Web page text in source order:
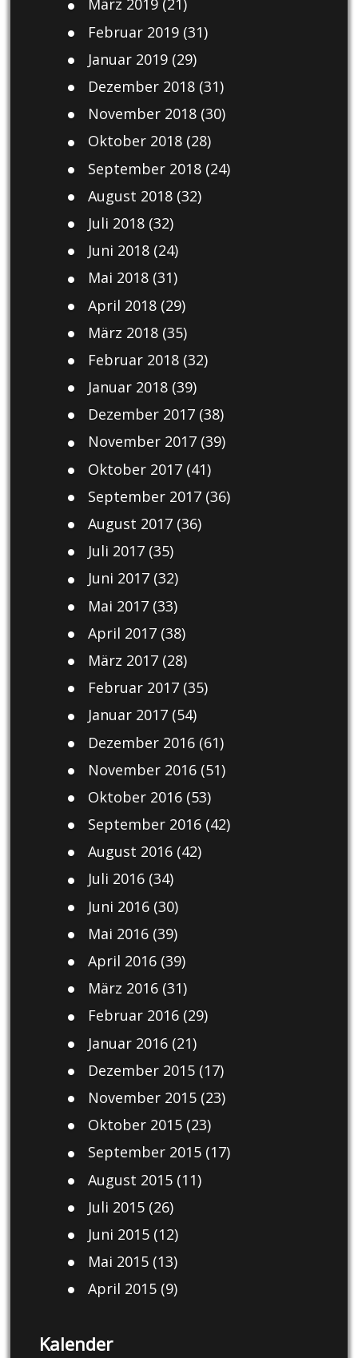
März 2019(21)
Februar 2019(31)
Januar 2019(29)
Dezember 2018(31)
November 2018(30)
Oktober 2018(28)
September 2018(24)
August 2018(32)
Juli 2018(32)
Juni 2018(24)
Mai 2018(31)
April 2018(29)
März 2018(35)
Februar 2018(32)
Januar 2018(39)
Dezember 2017(38)
November 2017(39)
Oktober 2017(41)
September 2017(36)
August 2017(36)
Juli 2017(35)
Juni 2017(32)
Mai 2017(33)
April 2017(38)
März 2017(28)
Februar 2017(35)
Januar 2017(54)
Dezember 2016(61)
November 2016(51)
Oktober 2016(53)
September 2016(42)
August 2016(42)
Juli 2016(34)
Juni 2016(30)
Mai 2016(39)
April 2016(39)
März 2016(31)
Februar 2016(29)
Januar 2016(21)
Dezember 2015(17)
November 2015(23)
Oktober 2015(23)
September 2015(17)
August 2015(11)
Juli 2015(26)
Juni 2015(12)
Mai 2015(13)
April 2015(9)
Kalender